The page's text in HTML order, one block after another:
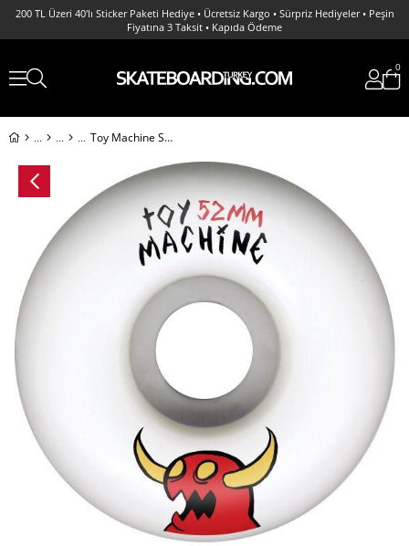
200 TL Üzeri 40'lı Sticker Paketi Hediye • Ücretsiz Kargo • Sürpriz Hediyeler • Peşin
Fiyatına 3 Taksit • Kapıda Ödeme
0
Toy Machine Small Monster 52MM White Wheels